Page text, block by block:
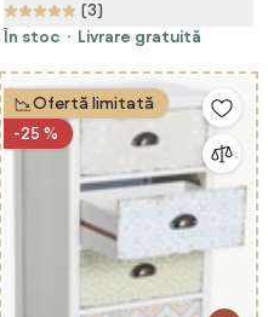
79x36x74cm HOMCOM |
Aosom Romania
(3)
În stoc
Livrare gratuită
Ofertă limitată
-25 %